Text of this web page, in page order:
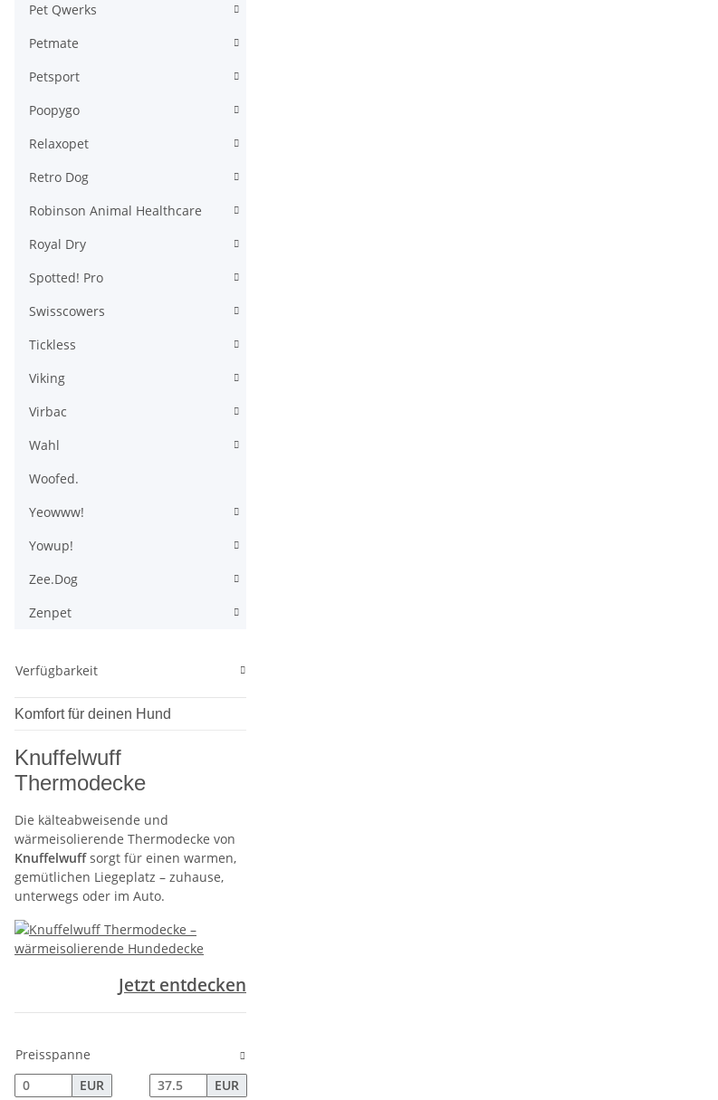
Pet Qwerks
Petmate
Petsport
Poopygo
Relaxopet
Retro Dog
Robinson Animal Healthcare
Royal Dry
Spotted! Pro
Swisscowers
Tickless
Viking
Virbac
Wahl
Woofed.
Yeowww!
Yowup!
Zee.Dog
Zenpet
Verfügbarkeit
Komfort für deinen Hund
Knuffelwuff
Thermodecke
Die kälteabweisende und
wärmeisolierende Thermodecke von
Knuffelwuffsorgt für einen warmen,
gemütlichen Liegeplatz – zuhause,
unterwegs oder im Auto.
Jetzt entdecken
Preisspanne
EUR
EUR